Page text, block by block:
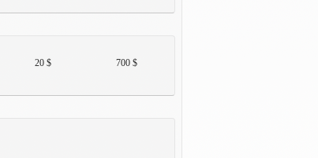
700 $
20 $